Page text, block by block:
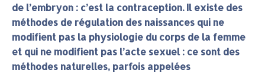
de l’embryon : c’est la contraception. Il existe des
méthodes de régulation des naissances qui ne
modifient pas la physiologie du corps de la femme
et qui ne modifient pas l’acte sexuel : ce sont des
méthodes naturelles, parfois appelées